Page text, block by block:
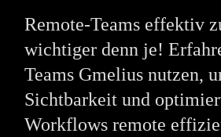
Remote‑Teams effektiv
wichtiger denn je!
Teams Gmelius nutzen,
Sichtbarkeit und
Workflows remote